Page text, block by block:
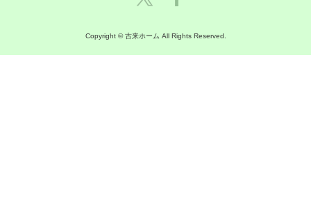
Copyright © 古来ホーム All Rights Reserved.